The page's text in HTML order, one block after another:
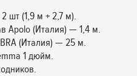
шт (1,9 м + 2,7 м).
Apolo (Италия) — 1,4 м.
(Италия) — 25 м.
1 дюйм.